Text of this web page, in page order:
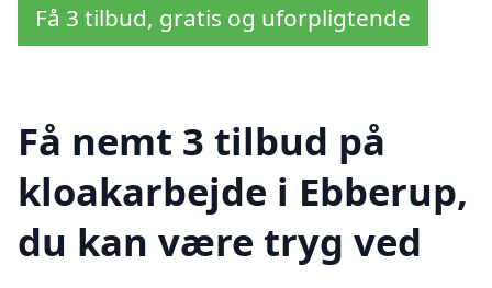
Få 3 tilbud, gratis og uforpligtende
Få nemt 3 tilbud på
kloakarbejde i Ebberup,
du kan være tryg ved